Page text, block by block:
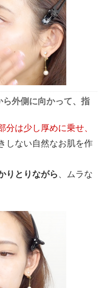
ら外側に向かって、指
分は少し厚めに乗せ、
しない自然なお肌を作
りとりながら 、ムラな